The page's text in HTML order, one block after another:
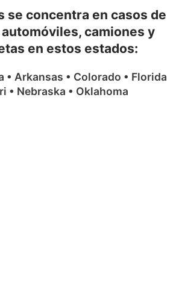
se concentra en casos de
camiones y
en estos estados:
• Arkansas • Colorado • Florida
• Nebraska • Oklahoma